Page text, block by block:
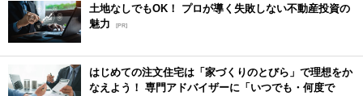
土地なしでもOK！ プロが導く失敗しない不動産投資の
魅力
[PR]
はじめての注文住宅は「家づくりのとびら」で理想をか
なえよう！ 専門アドバイザーに「いつでも・何度で